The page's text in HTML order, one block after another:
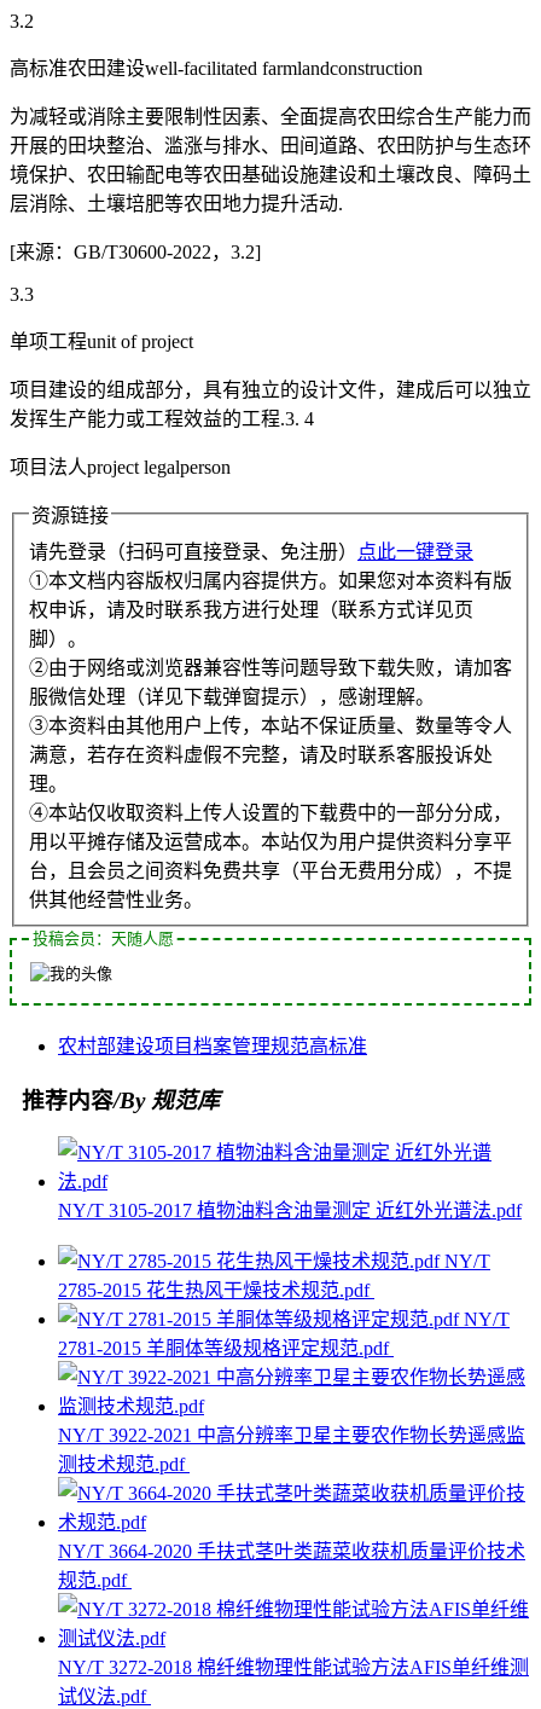
3.2
高标准农田建设well-facilitated farmlandconstruction
为减轻或消除主要限制性因素、全面提高农田综合生产能力而
开展的田块整治、滥涨与排水、田间道路、农田防护与生态环
境保护、农田输配电等农田基础设施建设和土壤改良、障码土
层消除、土壤培肥等农田地力提升活动.
[来源：GB/T30600-2022，3.2]
3.3
单项工程unit of project
项目建设的组成部分，具有独立的设计文件，建成后可以独立
发挥生产能力或工程效益的工程.3. 4
项目法人project legalperson
资源链接
请先登录（扫码可直接登录、免注册）
点此一键登录
①本文档内容版权归属内容提供方。如果您对本资料有版
权申诉，请及时联系我方进行处理（联系方式详见页
脚）。
②由于网络或浏览器兼容性等问题导致下载失败，请加客
服微信处理（详见下载弹窗提示），感谢理解。
③本资料由其他用户上传，本站不保证质量、数量等令人
满意，若存在资料虚假不完整，请及时联系客服投诉处
理。
④本站仅收取资料上传人设置的下载费中的一部分分成，
用以平摊存储及运营成本。本站仅为用户提供资料分享平
台，且会员之间资料免费共享（平台无费用分成），不提
供其他经营性业务。
投稿会员：天随人愿
农村部建设项目档案管理规范高标准
推荐内容/By 规范库
NY/T 3105-2017 植物油料含油量测定 近红外光谱法.pdf
NY/T
2785-2015 花生热风干燥技术规范.pdf
NY/T
2781-2015 羊胴体等级规格评定规范.pdf
NY/T 3922-2021 中高分辨率卫星主要农作物长势遥感监
测技术规范.pdf
NY/T 3664-2020 手扶式茎叶类蔬菜收获机质量评价技术
规范.pdf
NY/T 3272-2018 棉纤维物理性能试验方法AFIS单纤维测
试仪法.pdf